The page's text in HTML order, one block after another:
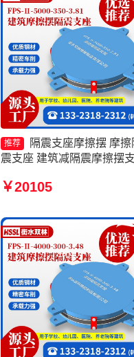
推荐
隔震支座摩擦摆 摩擦
震支座 建筑减隔震摩擦摆
3000-400-4.11源头工厂
￥20105